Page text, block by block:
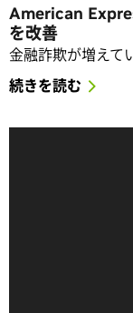
American
を改善
金融詐欺が増えて
続きを読む